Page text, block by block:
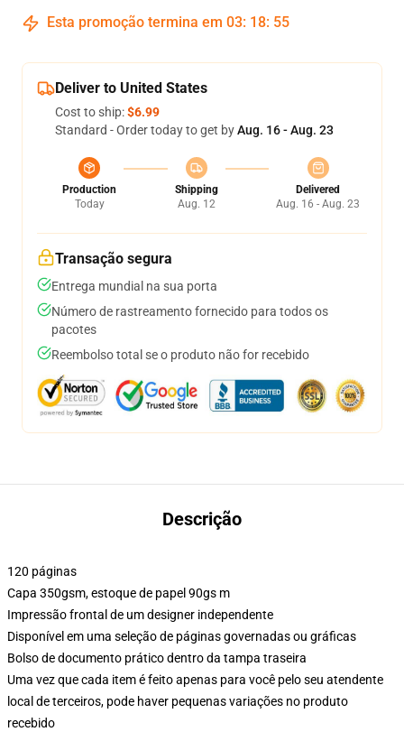
Esta promoção termina em 03: 18: 54
Deliver to United States
Cost to ship:$6.99
Standard - Order today to get byAug. 16 - Aug. 23
Production
Today
Shipping
Aug. 12
Delivered
Aug. 16 - Aug. 23
Transação segura
Entrega mundial na sua porta
Número de rastreamento fornecido para todos os
pacotes
Reembolso total se o produto não for recebido
Descrição
120 páginas
Capa 350gsm, estoque de papel 90gs m
Impressão frontal de um designer independente
Disponível em uma seleção de páginas governadas ou gráficas
Bolso de documento prático dentro da tampa traseira
Uma vez que cada item é feito apenas para você pelo seu atendente
local de terceiros, pode haver pequenas variações no produto
recebido